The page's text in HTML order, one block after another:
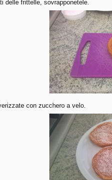
delle frittelle, sovrapponetele.
con zucchero a velo.